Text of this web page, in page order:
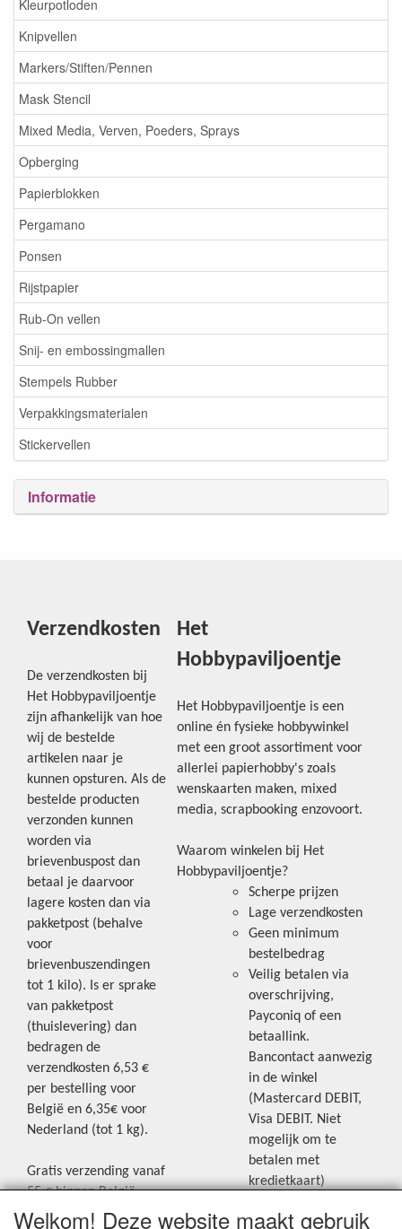
Kleurpotloden
Knipvellen
Markers/Stiften/Pennen
Mask Stencil
Mixed Media, Verven, Poeders, Sprays
Opberging
Papierblokken
Pergamano
Ponsen
Rijstpapier
Rub-On vellen
Snij- en embossingmallen
Stempels Rubber
Verpakkingsmaterialen
Stickervellen
Informatie
Verzendkosten
De verzendkosten bij
Het Hobbypaviljoentje
zijn afhankelijk van hoe
wij de bestelde
artikelen naar je
kunnen opsturen. Als de
bestelde producten
verzonden kunnen
worden via
brievenbuspost dan
betaal je daarvoor
lagere kosten dan via
pakketpost (behalve
voor
brievenbuszendingen
tot 1 kilo). Is er sprake
van pakketpost
(thuislevering) dan
bedragen de
verzendkosten 6,53 €
per bestelling voor
België en 6,35€ voor
Nederland (tot 1 kg).
Gratis verzending vanaf
55 € binnen België.
Gratis verzending vanaf
Het
Hobbypaviljoentje
Het Hobbypaviljoentje is een
online én fysieke hobbywinkel
met een groot assortiment voor
allerlei papierhobby's zoals
wenskaarten maken, mixed
media, scrapbooking enzovoort.
Waarom winkelen bij Het
Hobbypaviljoentje?
Scherpe prijzen
Lage verzendkosten
Geen minimum
bestelbedrag
Veilig betalen via
overschrijving,
Payconiq of een
betaallink.
Bancontact aanwezig
in de winkel
(Mastercard DEBIT,
Visa DEBIT. Niet
mogelijk om te
betalen met
kredietkaart)
Welkom! Deze website maakt gebruik